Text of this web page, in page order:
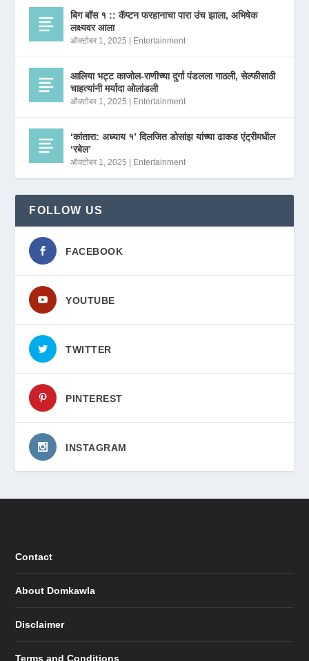
बिग बॉस १ :: कॅप्टन फरहानाचा पारा उंच झाला, अभिषेक
लक्ष्यवर आला
ऑक्टोबर 1, 2025 | Entertainment
आलिया भट्ट काजोल-राणीच्या दुर्गा पंडलला गाठली, सेल्फीसाठी
चाहत्यांनी मर्यादा ओलांडली
ऑक्टोबर 1, 2025 | Entertainment
‘कांतारा: अध्याय १’ दिलजित डोसांझ यांच्या ढाकड एंट्रीमधील
‘रबेल’
ऑक्टोबर 1, 2025 | Entertainment
FOLLOW US
FACEBOOK
YOUTUBE
TWITTER
PINTEREST
INSTAGRAM
Contact
About Domkawla
Disclaimer
Terms and Conditions